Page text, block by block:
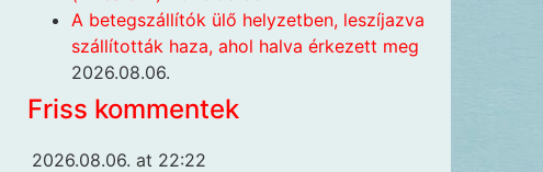
A betegszállítók ülő helyzetben, leszíjazva
szállították haza, ahol halva érkezett meg
2026.08.06.
Friss kommentek
2026.08.06. at 22:22